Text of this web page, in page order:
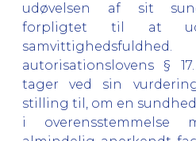
udøvelsen af sit
forpligtet til at
autorisationslovens §
tager ved sin
stilling til, om en
i overensstemmelse